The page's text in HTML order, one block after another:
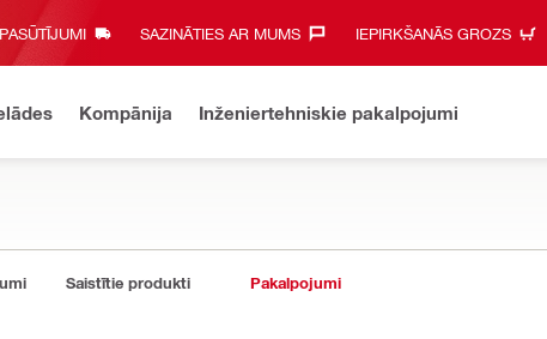
PASŪTĪJUMI SAZINĀTIES AR MUMS‎ IEPIRKŠANĀS GROZS
Kompānija Inženiertehniskie pakalpojumi
Saistītie produkti Pakalpojumi